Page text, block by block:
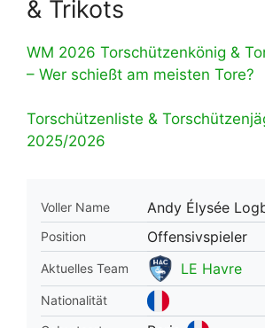
& Trikots
WM 2026 Torschützenkönig &
– Wer schießt am meisten Tore?
Torschützenliste &
2025/2026
Voller Name Andy Élysée
Position Offensivspieler
Aktuelles Team LE Havre
Nationalität